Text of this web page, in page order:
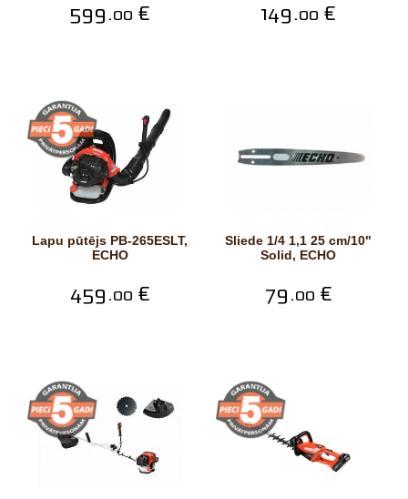
599.00 € 149.00 €
Lapu pūtējs PB-265ESLT,
ECHO
459.00 €
Sliede 1/4 1,1 25 cm/10"
Solid, ECHO
79.00 €